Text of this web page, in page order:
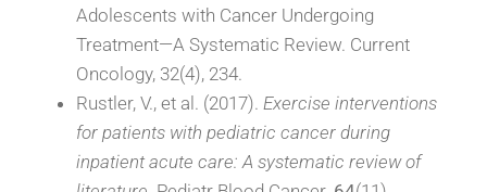
Adolescents with Cancer Undergoing
Treatment—A Systematic Review. Current
Oncology, 32(4), 234.
Rustler, V., et al. (2017). Exercise interventions
for patients with pediatric cancer during
inpatient acute care: A systematic review of